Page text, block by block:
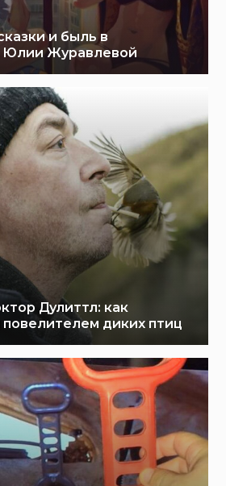
и быль в
Юлии Журавлевой
Дулиттл: как
повелителем диких птиц